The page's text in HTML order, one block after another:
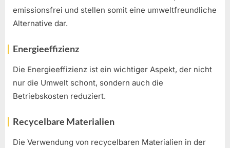
emissionsfrei und stellen somit eine umweltfreundliche
Alternative dar.
Energieeffizienz
Die Energieeffizienz ist ein wichtiger Aspekt, der nicht
nur die Umwelt schont, sondern auch die
Betriebskosten reduziert.
Recycelbare Materialien
Die Verwendung von recycelbaren Materialien in der